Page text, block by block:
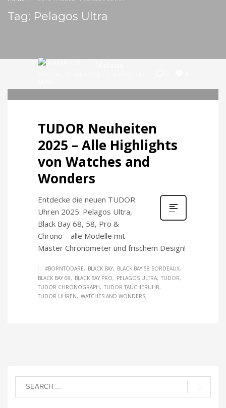
Tag: Pelagos Ultra
TUDOR Neuheiten
2025 – Alle Highlights
von Watches and
Wonders
Entdecke die neuen TUDOR
Uhren 2025: Pelagos Ultra,
Black Bay 68, 58, Pro &
Chrono – alle Modelle mit
Master Chronometer und frischem Design!
#BORNTODARE BLACK BAY
BLACK BAY 58 BORDEAUX
BLACK BAY 68
BLACK BAY PRO PELAGOS ULTRA TUDOR
TUDOR CHRONOGRAPH
TUDOR TAUCHERUHR
TUDOR UHREN
WATCHES AND WONDERS